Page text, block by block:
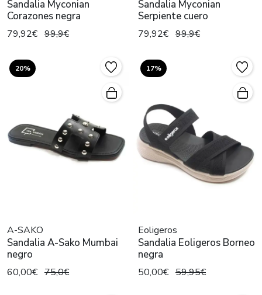
Sandalia Myconian
Corazones negra
79,92€ 99,9€
Sandalia Myconian
Serpiente cuero
79,92€ 99,9€
20%
A-SAKO
Sandalia A-Sako Mumbai
negro
60,00€ 75,0€
17%
Eoligeros
Sandalia Eoligeros Borneo
negra
50,00€ 59,95€